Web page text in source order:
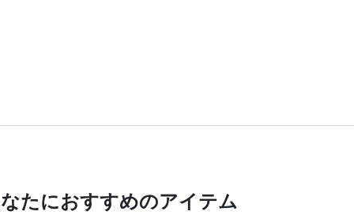
たにおすすめのアイテム